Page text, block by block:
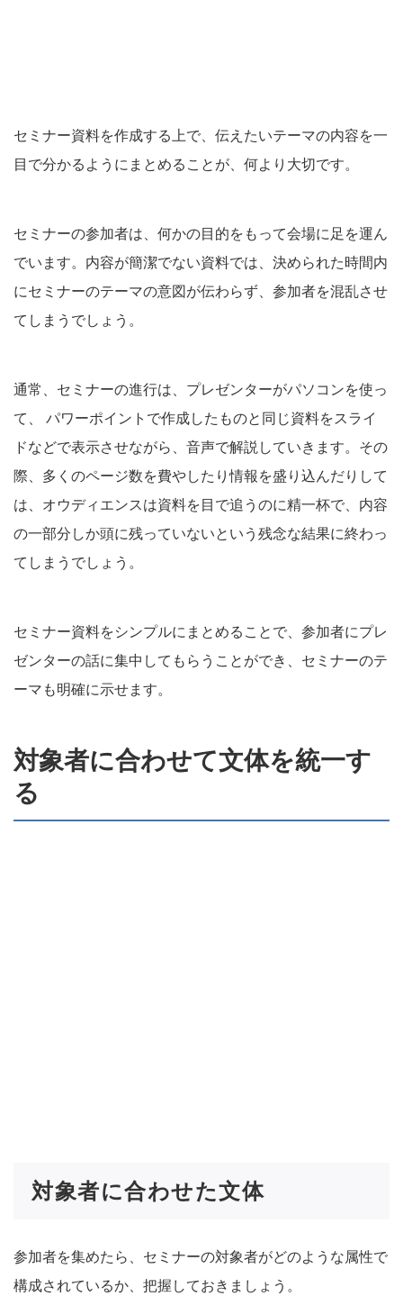
セミナー資料を作成する上で、伝えたいテーマの内容を一
目で分かるようにまとめることが、何より大切です。
セミナーの参加者は、何かの目的をもって会場に足を運ん
でいます。内容が簡潔でない資料では、決められた時間内
にセミナーのテーマの意図が伝わらず、参加者を混乱させ
てしまうでしょう。
通常、セミナーの進行は、プレゼンターがパソコンを使っ
て、 パワーポイントで作成したものと同じ資料をスライ
ドなどで表示させながら、音声で解説していきます。その
際、多くのページ数を費やしたり情報を盛り込んだりして
は、オウディエンスは資料を目で追うのに精一杯で、内容
の一部分しか頭に残っていないという残念な結果に終わっ
てしまうでしょう。
セミナー資料をシンプルにまとめることで、参加者にプレ
ゼンターの話に集中してもらうことができ、セミナーのテ
ーマも明確に示せます。
対象者に合わせて文体を統一す
る
対象者に合わせた文体
参加者を集めたら、セミナーの対象者がどのような属性で
構成されているか、把握しておきましょう。